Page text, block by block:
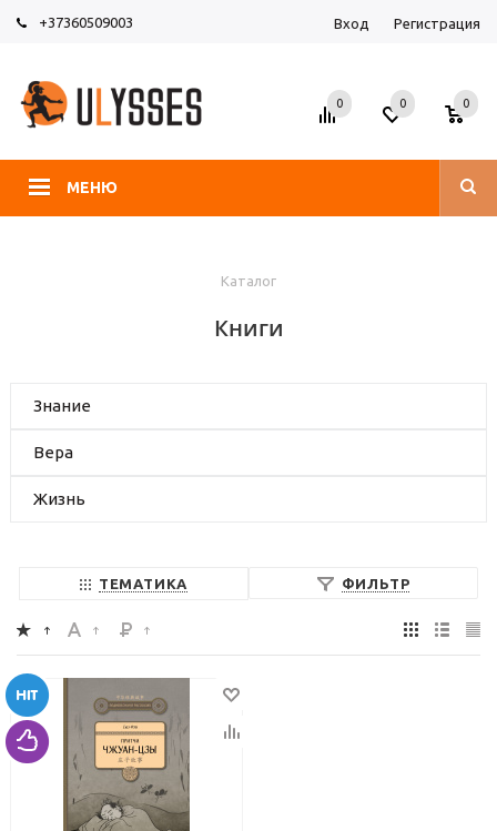
+37360509003 Вход Регистрация
МЕНЮ
0 0 0
Каталог
Книги
Знание
Вера
Жизнь
ТЕМАТИКА ФИЛЬТР